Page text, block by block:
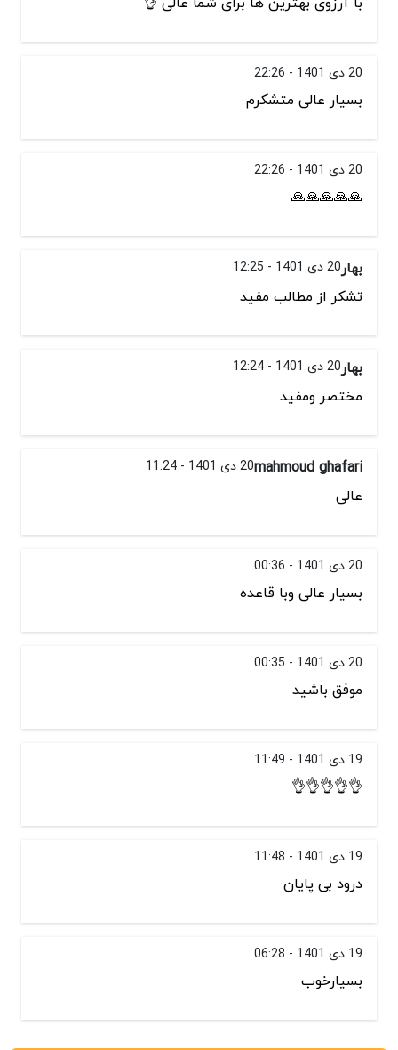
20 دی 1401 - 22:26
بسیار عالی متشکرم
20 دی 1401 - 22:26
🙏🙏🙏🙏🙏
بهار20 دی 1401 - 12:25
تشکر از مطالب مفید
بهار20 دی 1401 - 12:24
مختصر ومفید
mahmoud ghafari20 دی 1401 - 11:24
عالی
20 دی 1401 - 00:36
بسیار عالی وبا قاعده
20 دی 1401 - 00:35
موفق باشید
19 دی 1401 - 11:49
👌👌👌👌👌
19 دی 1401 - 11:48
درود بی پایان
19 دی 1401 - 06:28
بسیارخوب